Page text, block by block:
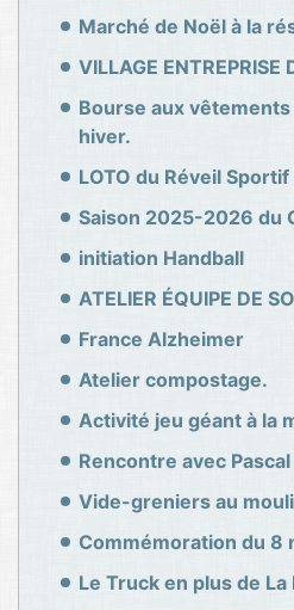
Marché de Noël à la
VILLAGE ENTREPRISE
Bourse aux
hiver.
LOTO du Réveil
Saison 2025-2026 du
initiation Handball
ATELIER ÉQUIPE DE
France Alzheimer
Atelier compostage.
Activité jeu géant à la
Rencontre avec
Vide-greniers au
Commémoration du 8
Le Truck en plus de